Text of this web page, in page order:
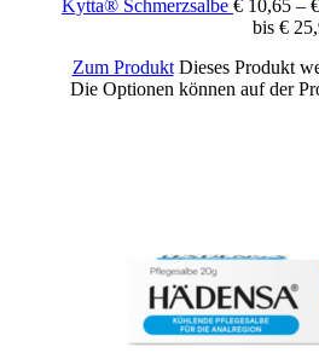
Kytta® Schmerzsalbe € 10,65 – €
bis €
Zum Produkt Dieses Produkt
Die Optionen können auf der